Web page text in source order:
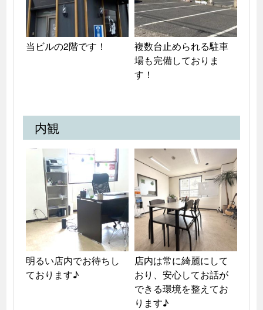
当ビルの2階です！
複数台止められる駐車
場も完備しておりま
す！
内観
明るい店内でお待ちし
ております♪
店内は常に綺麗にして
おり、安心してお話が
できる環境を整えてお
ります♪